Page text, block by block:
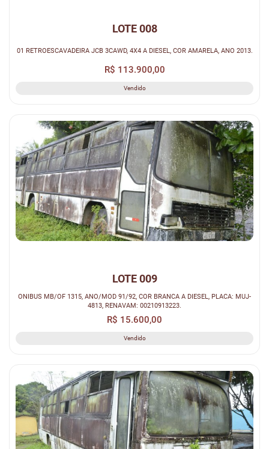
LOTE 008
01 RETROESCAVADEIRA JCB 3CAWD, 4X4 A DIESEL, COR AMARELA, ANO 2013.
R$ 113.900,00
Vendido
LOTE 009
ONIBUS MB/OF 1315, ANO/MOD 91/92, COR BRANCA A DIESEL, PLACA: MUJ-
4813, RENAVAM: 00210913223.
R$ 15.600,00
Vendido